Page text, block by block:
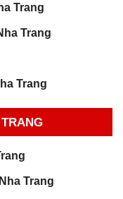
Trang
Trang
Trang
Trang